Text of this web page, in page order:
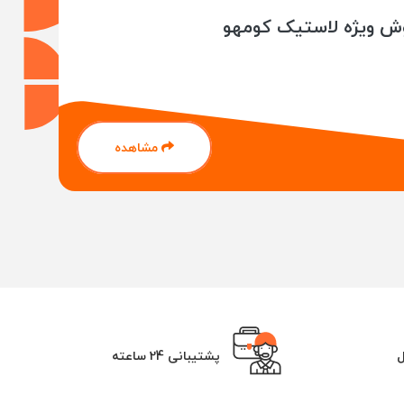
ویژه لاستیک کومهو
مشاهده
پشتیبانی 24 ساعته